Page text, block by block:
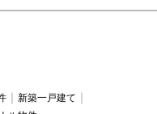
新築一戸建て